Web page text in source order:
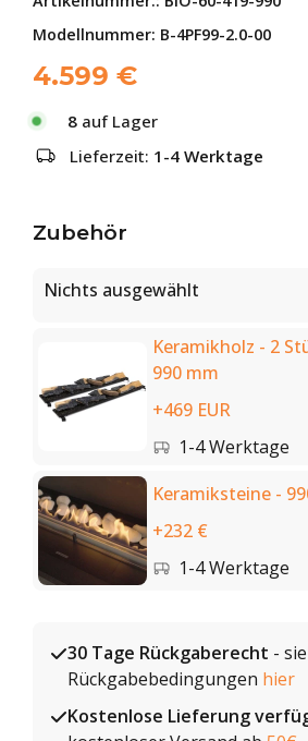
Modellnummer: B-4PF99-2.0-00
4.599 €
8 auf Lager
Lieferzeit: 1-4 Werktage
Zubehör
Nichts ausgewählt
Keramikholz - 2
990 mm
+469 EUR
1-4 Werktage
Keramiksteine -
+232 €
1-4 Werktage
30 Tage Rückgaberecht -
Rückgabebedingungen hier
Kostenlose Lieferung